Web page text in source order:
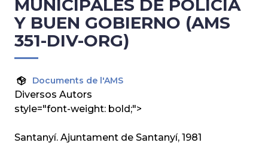
MUNICIPALES DE POLICIA
Y BUEN GOBIERNO (AMS
351-DIV-ORG)
Documents de l'AMS
Diversos Autors
style="font-weight: bold;">
Santanyí. Ajuntament de Santanyí, 1981